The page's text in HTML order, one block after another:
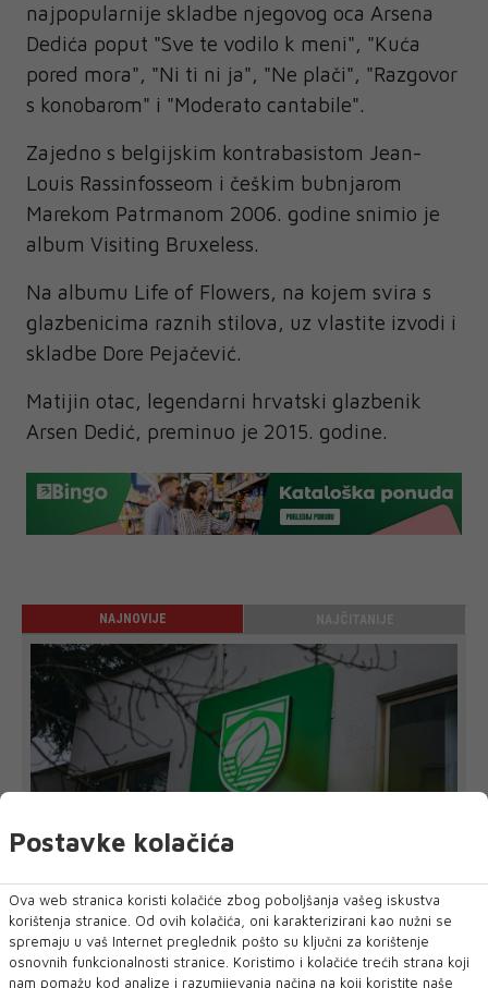
najpopularnije skladbe njegovog oca Arsena
Dedića poput "Sve te vodilo k meni", "Kuća
pored mora", "Ni ti ni ja", "Ne plači", "Razgovor
s konobarom" i "Moderato cantabile".
Zajedno s belgijskim kontrabasistom Jean-
Louis Rassinfosseom i češkim bubnjarom
Marekom Patrmanom 2006. godine snimio je
album Visiting Bruxeless.
Na albumu Life of Flowers, na kojem svira s
glazbenicima raznih stilova, uz vlastite izvodi i
skladbe Dore Pejačević.
Matijin otac, legendarni hrvatski glazbenik
Arsen Dedić, preminuo je 2015. godine.
NAJNOVIJE
STANJE U JP 'KOMUNALNO' MOSTAR NE PRESTAJE BITI
PITANJE PRIJEPORA
Postavke kolačića
Ova web stranica koristi kolačiće zbog poboljšanja vašeg iskustva
korištenja stranice. Od ovih kolačića, oni karakterizirani kao nužni se
spremaju u vaš Internet preglednik pošto su ključni za korištenje
osnovnih funkcionalnosti stranice. Koristimo i kolačiće trećih strana koji
nam pomažu kod analize i razumijevanja načina na koji koristite naše